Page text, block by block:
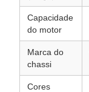
Capacidade
do motor
Marca do
chassi
Cores